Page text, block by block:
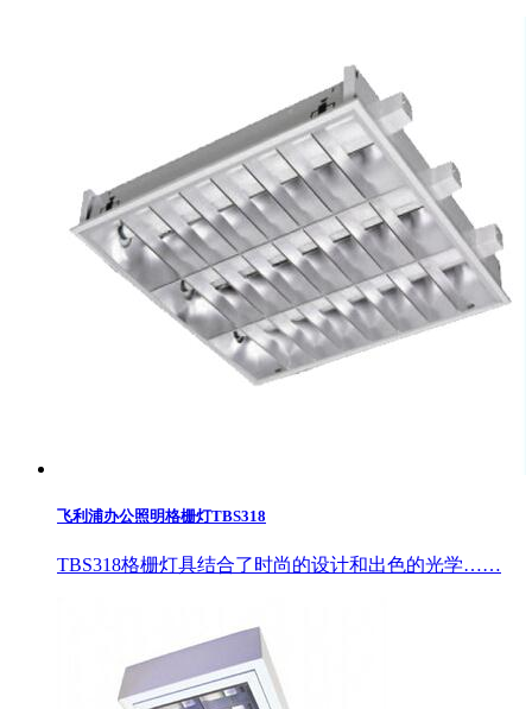
飞利浦办公照明格栅灯TBS318
TBS318格栅灯具结合了时尚的设计和出色的光学……